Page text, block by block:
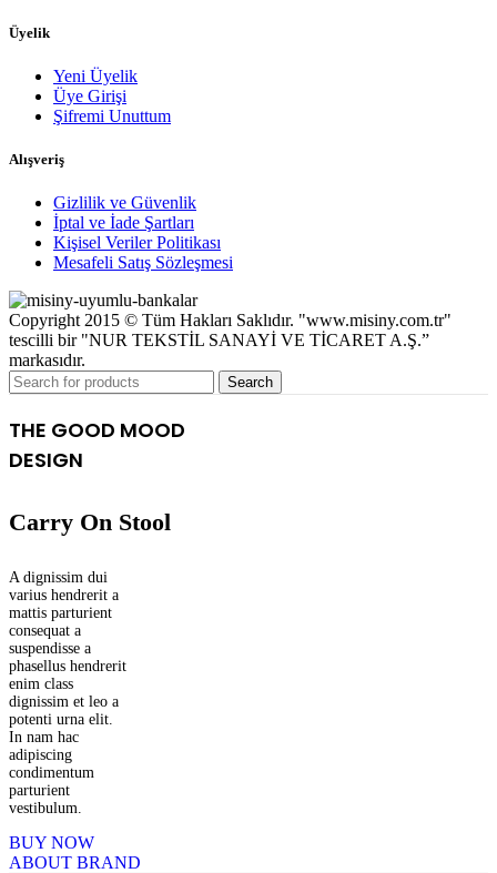
Üyelik
Yeni Üyelik
Üye Girişi
Şifremi Unuttum
Alışveriş
Gizlilik ve Güvenlik
İptal ve İade Şartları
Kişisel Veriler Politikası
Mesafeli Satış Sözleşmesi
Copyright 2015 © Tüm Hakları Saklıdır. "www.misiny.com.tr"
tescilli bir "NUR TEKSTİL SANAYİ VE TİCARET A.Ş.”
markasıdır.
Search
THE GOOD MOOD
DESIGN
Carry On Stool
A dignissim dui
varius hendrerit a
mattis parturient
consequat a
suspendisse a
phasellus hendrerit
enim class
dignissim et leo a
potenti urna elit.
In nam hac
adipiscing
condimentum
parturient
vestibulum.
BUY NOW
ABOUT BRAND